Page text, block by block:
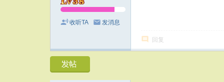
收听TA 发消息
回复